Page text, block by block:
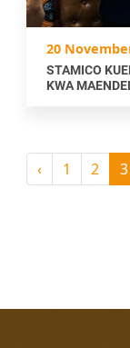
20
STAMICO
KWA
‹ 1 2 3